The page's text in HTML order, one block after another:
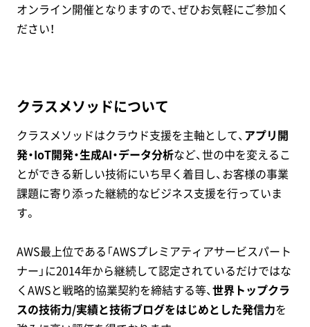
オンライン開催となりますので、ぜひお気軽にご参加く
ださい！
クラスメソッドについて
クラスメソッドはクラウド支援を主軸として、 アプリ開
発・IoT開発・生成AI・データ分析など、世の中を変えるこ
とができる新しい技術にいち早く着目し、お客様の事業
課題に寄り添った継続的なビジネス支援を行っていま
す。
AWS最上位である「AWSプレミアティアサービスパート
ナー」に2014年から継続して認定されているだけではな
くAWSと戦略的協業契約を締結する等、世界トップクラ
スの技術力/実績と技術ブログをはじめとした発信力を